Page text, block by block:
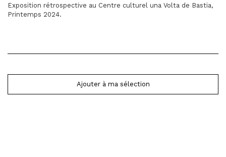
Exposition rétrospective au Centre culturel una Volta de Bastia,
Printemps 2024.
Ajouter à ma sélection